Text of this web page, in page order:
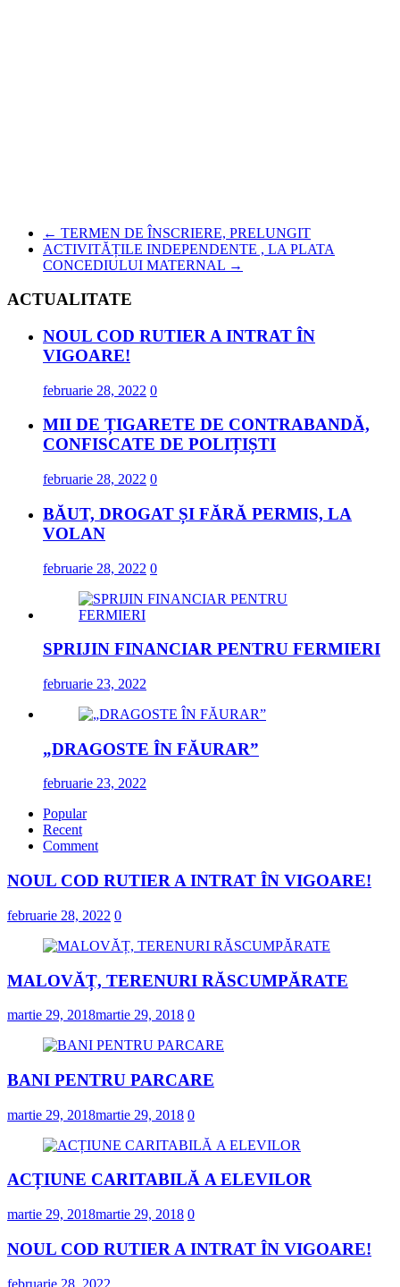
← TERMEN DE ÎNSCRIERE, PRELUNGIT
ACTIVITĂȚILE INDEPENDENTE , LA PLATA
CONCEDIULUI MATERNAL →
ACTUALITATE
NOUL COD RUTIER A INTRAT ÎN
VIGOARE!
februarie 28, 2022 0
MII DE ȚIGARETE DE CONTRABANDĂ,
CONFISCATE DE POLIȚIȘTI
februarie 28, 2022 0
BĂUT, DROGAT ȘI FĂRĂ PERMIS, LA
VOLAN
februarie 28, 2022 0
SPRIJIN FINANCIAR PENTRU FERMIERI
februarie 23, 2022
„DRAGOSTE ÎN FĂURAR”
februarie 23, 2022
Popular
Recent
Comment
NOUL COD RUTIER A INTRAT ÎN VIGOARE!
februarie 28, 2022 0
MALOVĂȚ, TERENURI RĂSCUMPĂRATE
martie 29, 2018martie 29, 2018 0
BANI PENTRU PARCARE
martie 29, 2018martie 29, 2018 0
ACȚIUNE CARITABILĂ A ELEVILOR
martie 29, 2018martie 29, 2018 0
NOUL COD RUTIER A INTRAT ÎN VIGOARE!
februarie 28, 2022